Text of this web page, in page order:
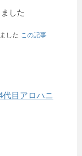
した
した この記事
代目アロハニ